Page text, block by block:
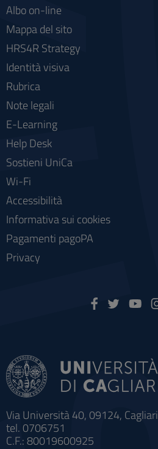
Via Università 40, 09124, Cagliari
tel. 0706751
C.F.: 80019600925
Albo on-line
Mappa del sito
HRS4R Strategy
Identità visiva
Rubrica
Note legali
E-Learning
Help Desk
Sostieni UniCa
Wi-Fi
Accessibilità
Informativa sui cookies
Pagamenti pagoPA
Privacy